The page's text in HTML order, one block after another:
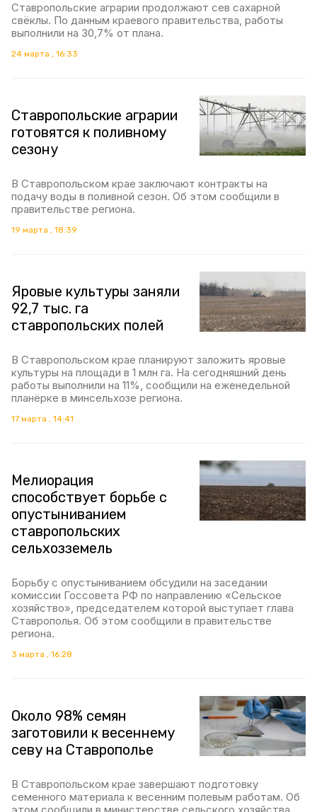
Ставропольские аграрии продолжают сев сахарной
свёклы. По данным краевого правительства, работы
выполнили на 30,7% от плана.
24 марта , 16:33
Ставропольские аграрии
готовятся к поливному
сезону
В Ставропольском крае заключают контракты на
подачу воды в поливной сезон. Об этом сообщили в
правительстве региона.
19 марта , 18:39
Яровые культуры заняли
92,7 тыс. га
ставропольских полей
В Ставропольском крае планируют заложить яровые
культуры на площади в 1 млн га. На сегодняшний день
работы выполнили на 11%, сообщили на еженедельной
планёрке в минсельхозе региона.
17 марта , 14:41
Мелиорация
способствует борьбе с
опустыниванием
ставропольских
сельхозземель
Борьбу с опустыниванием обсудили на заседании
комиссии Госсовета РФ по направлению «Сельское
хозяйство», председателем которой выступает глава
Ставрополья. Об этом сообщили в правительстве
региона.
3 марта , 16:28
Около 98% семян
заготовили к весеннему
севу на Ставрополье
В Ставропольском крае завершают подготовку
семенного материала к весенним полевым работам. Об